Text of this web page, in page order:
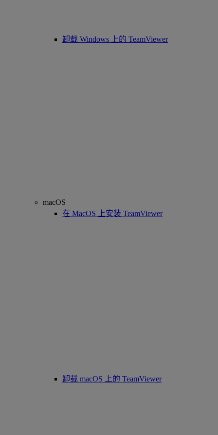
卸载 Windows 上的 TeamViewer
macOS
在 MacOS 上安装 TeamViewer
卸载 macOS 上的 TeamViewer